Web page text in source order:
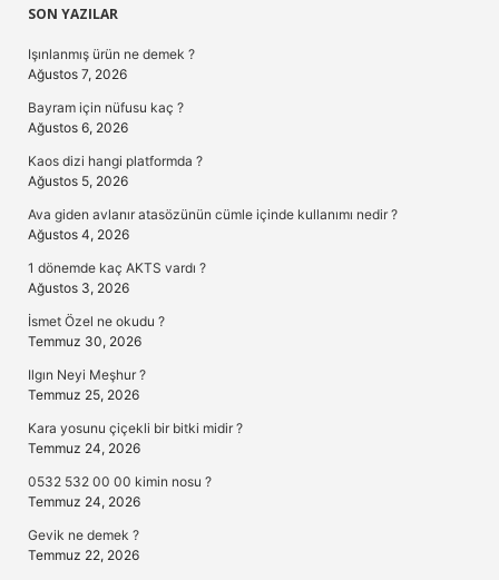
Sidebar
SON YAZILAR
Işınlanmış ürün ne demek ?
Ağustos 7, 2026
Bayram için nüfusu kaç ?
Ağustos 6, 2026
Kaos dizi hangi platformda ?
Ağustos 5, 2026
Ava giden avlanır atasözünün cümle içinde kullanımı nedir ?
Ağustos 4, 2026
1 dönemde kaç AKTS vardı ?
Ağustos 3, 2026
İsmet Özel ne okudu ?
Temmuz 30, 2026
Ilgın Neyi Meşhur ?
Temmuz 25, 2026
Kara yosunu çiçekli bir bitki midir ?
Temmuz 24, 2026
0532 532 00 00 kimin nosu ?
Temmuz 24, 2026
Gevik ne demek ?
Temmuz 22, 2026